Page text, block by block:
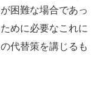
困難な場合であっ
めに必要なこれに
代替策を講じるも